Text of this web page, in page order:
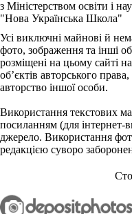
з Міністерством освіти і
"Нова Українська Школа"
Усі виключні майнові й
фото, зображення та інші
розміщені на цьому сайті
об’єктів авторського
авторство іншої особи.
Використання текстових
посиланням (для інтернет-
джерело. Використання
редакцією суворо